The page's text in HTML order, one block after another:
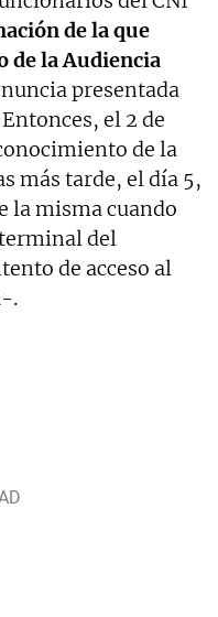
de la que
de la Audiencia
presentada
el 2 de
de la
más tarde, el día 5,
la misma cuando
del
de acceso al
.